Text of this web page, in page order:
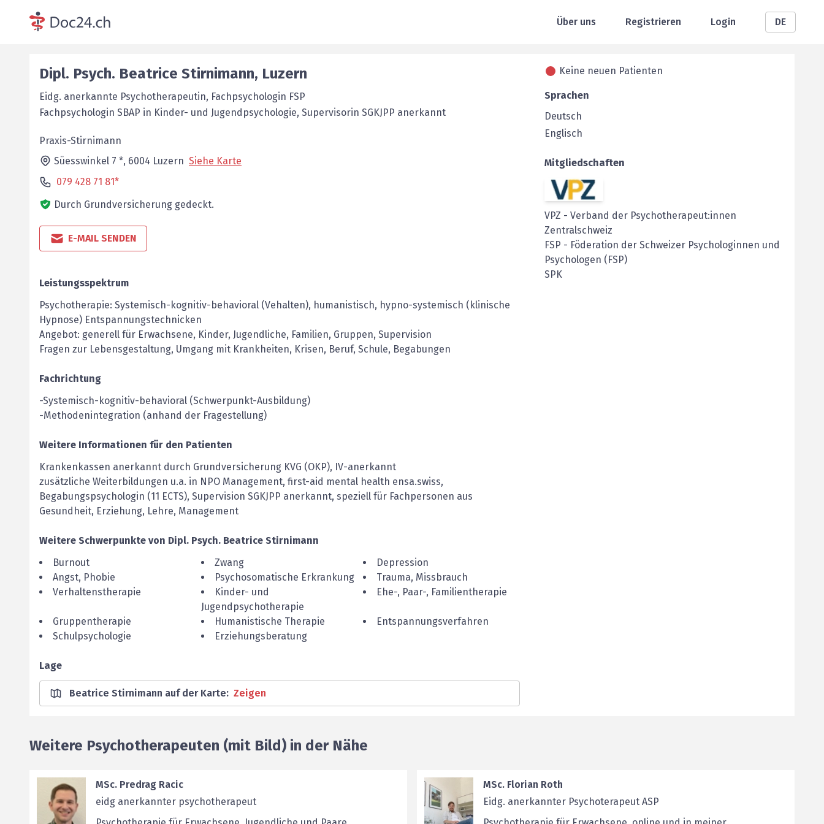
Über uns Registrieren Login DE
Dipl. Psych. Beatrice Stirnimann, Luzern
Eidg. anerkannte Psychotherapeutin, Fachpsychologin FSP
Fachpsychologin SBAP in Kinder- und Jugendpsychologie, Supervisorin SGKJPP anerkannt
Praxis-Stirnimann
Süesswinkel 7 *, 6004 Luzern Siehe Karte
079 428 71 81*
Durch Grundversicherung gedeckt.
E-MAIL SENDEN
Leistungsspektrum
Psychotherapie: Systemisch-kognitiv-behavioral (Vehalten), humanistisch, hypno-systemisch (klinische
Hypnose) Entspannungstechnicken
Angebot: generell für Erwachsene, Kinder, Jugendliche, Familien, Gruppen, Supervision
Fragen zur Lebensgestaltung, Umgang mit Krankheiten, Krisen, Beruf, Schule, Begabungen
Fachrichtung
-Systemisch-kognitiv-behavioral (Schwerpunkt-Ausbildung)
-Methodenintegration (anhand der Fragestellung)
Weitere Informationen für den Patienten
Krankenkassen anerkannt durch Grundversicherung KVG (OKP), IV-anerkannt
zusätzliche Weiterbildungen u.a. in NPO Management, first-aid mental health ensa.swiss,
Begabungspsychologin (11 ECTS), Supervision SGKJPP anerkannt, speziell für Fachpersonen aus
Gesundheit, Erziehung, Lehre, Management
Weitere Schwerpunkte von Dipl. Psych. Beatrice Stirnimann
Burnout
Zwang
Depression
Angst, Phobie
Psychosomatische Erkrankung
Trauma, Missbrauch
Verhaltenstherapie
Kinder- und
Jugendpsychotherapie
Ehe-, Paar-, Familientherapie
Gruppentherapie Humanistische Therapie
Entspannungsverfahren
Schulpsychologie
Erziehungsberatung
Lage
Beatrice Stirnimann auf der Karte: Zeigen
Keine neuen Patienten
Sprachen
Deutsch
Englisch
Mitgliedschaften
VPZ - Verband der Psychotherapeut:innen
Zentralschweiz
FSP - Föderation der Schweizer Psychologinnen und
Psychologen (FSP)
SPK
Weitere Psychotherapeuten (mit Bild) in der Nähe
MSc. Predrag Racic
eidg anerkannter psychotherapeut
MSc. Florian Roth
Eidg. anerkannter Psychoterapeut ASP